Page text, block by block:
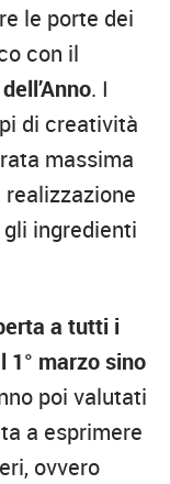
le porte dei
con il
. I
di creatività
massima
ingredienti
a tutti i
1° marzo sino
poi valutati
a esprimere
ovvero